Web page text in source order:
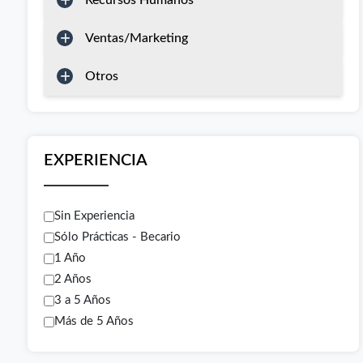
Ventas/Marketing
Otros
EXPERIENCIA
Sin Experiencia
Sólo Prácticas - Becario
1 Año
2 Años
3 a 5 Años
Más de 5 Años